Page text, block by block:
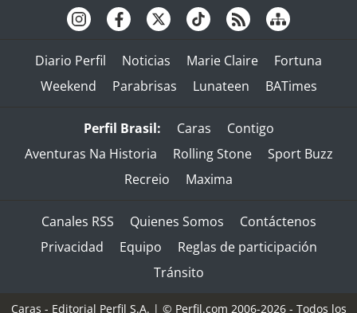
Diario Perfil Noticias Marie Claire
Fortuna
Weekend
Parabrisas Lunateen BATimes
Perfil Brasil: Caras
Contigo
Aventuras Na Historia
Rolling Stone
Sport Buzz
Recreio
Maxima
Canales RSS Quienes Somos
Contáctenos
Privacidad
Equipo
Reglas de participación
Tránsito
Caras - Editorial Perfil S.A. | © Perfil.com 2006-2026 - Todos los